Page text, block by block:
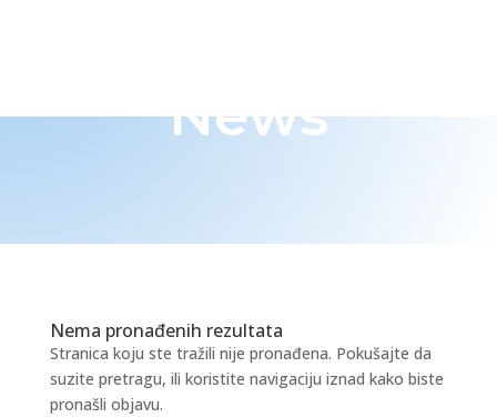
News
Nema pronađenih rezultata
Stranica koju ste tražili nije pronađena. Pokušajte da
suzite pretragu, ili koristite navigaciju iznad kako biste
pronašli objavu.